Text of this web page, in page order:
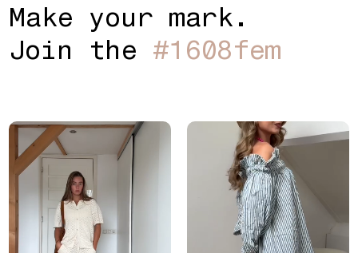
THE JUNE
FEMME
SPORTS
SALUTI
Make your mark.
Join the #1 608fem